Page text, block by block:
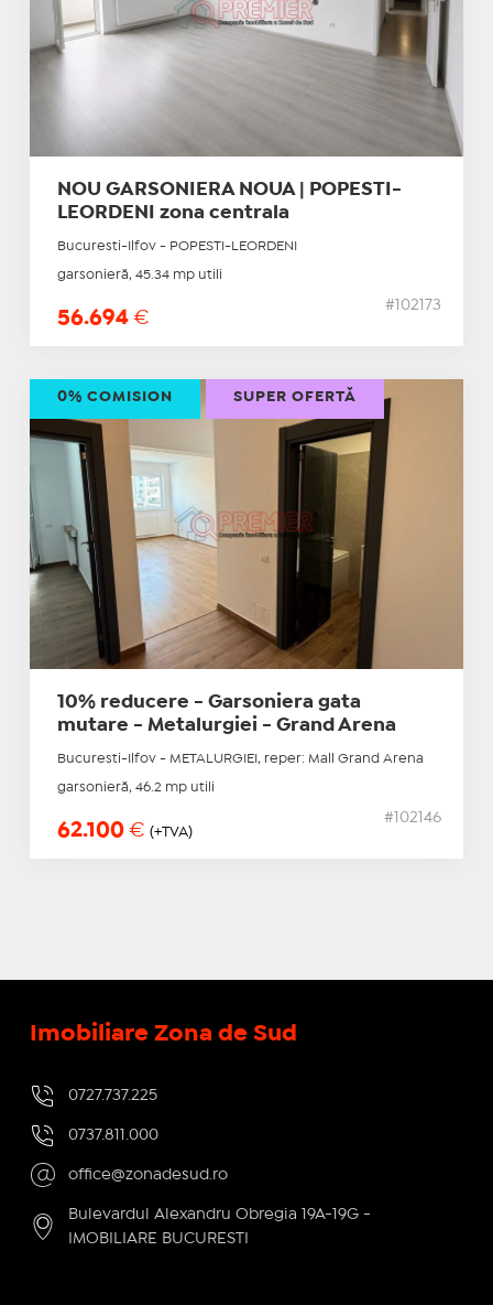
NOU GARSONIERA NOUA | POPESTI-
LEORDENI zona centrala
Bucuresti-Ilfov - POPESTI-LEORDENI
garsonieră, 45.34 mp utili
56.694 €
#102173
10% reducere - Garsoniera gata
mutare - Metalurgiei - Grand Arena
Bucuresti-Ilfov - METALURGIEI, reper: Mall Grand Arena
garsonieră, 46.2 mp utili
62.100 € (+TVA)
#102146
0% COMISION SUPER OFERTĂ
Imobiliare Zona de Sud
0727.737.225
0737.811.000
office@zonadesud.ro
Bulevardul Alexandru Obregia 19A-19G -
IMOBILIARE BUCURESTI